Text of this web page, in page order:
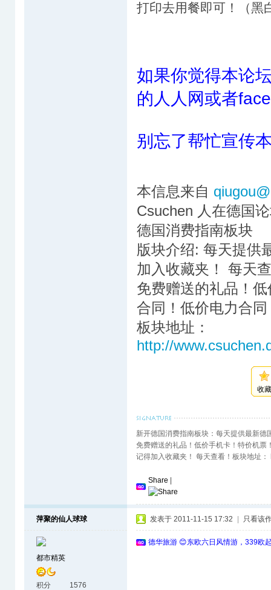
打印去用餐即可！（黑
如果你觉得本论
的人人网或者
别忘了帮忙宣传
本信息来自
Csuchen 人在德国
德国消费指南板块
版块介绍: 每天提供
加入收藏夹！ 每天
免费赠送的礼品！
合同！低价电力合
板块地址：
http://
收
新开德国消费指南板块：每天提供最新德
免费赠送的礼品！低价手机卡！特价机票
记得加入收藏夹！ 每天查看！板块地址
Share
萍聚的仙人球球
都市精英
积分
1576
发表于 2011-11-15 17:32 只看该
德华旅游 😊东欧六日风情游，339欧